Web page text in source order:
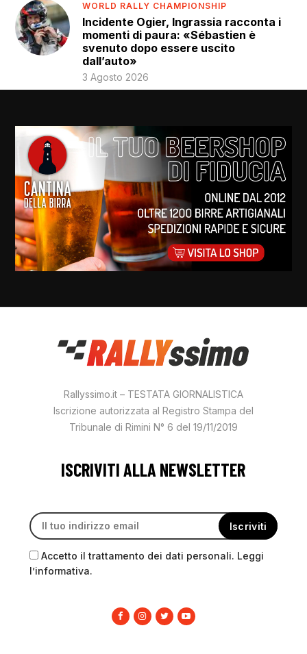
WORLD RALLY CHAMPIONSHIP
Incidente Ogier, Ingrassia racconta i
momenti di paura: «Sébastien è
svenuto dopo essere uscito
dall’auto»
3 Agosto 2026
Rallyssimo.it – TESTATA GIORNALISTICA
Iscrizione autorizzata al Registro Stampa del
Tribunale di Rimini N° 6 del 19/11/2019
ISCRIVITI ALLA NEWSLETTER
Accetto il trattamento dei dati personali. Leggi
l’informativa.